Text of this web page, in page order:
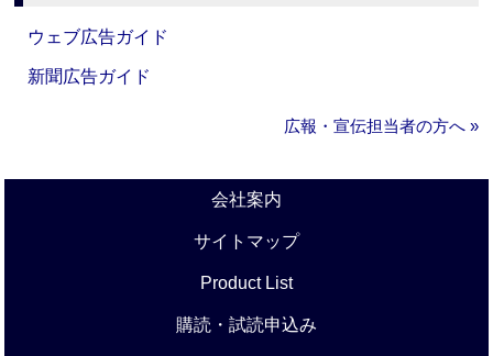
ウェブ広告ガイド
新聞広告ガイド
広報・宣伝担当者の方へ »
会社案内
サイトマップ
Product List
購読・試読申込み